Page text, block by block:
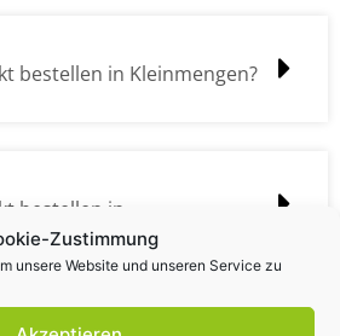
Zustimmung
unsere Website und unseren Service zu
bestellen in Kleinmengen?
bestellen in